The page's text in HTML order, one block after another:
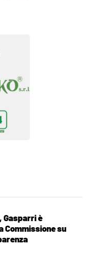
Gasparri è
Commissione su